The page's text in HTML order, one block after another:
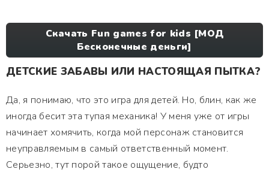
Скачать Fun games for kids [МОД
Бесконечные деньги]
ДЕТСКИЕ ЗАБАВЫ ИЛИ НАСТОЯЩАЯ ПЫТКА?
Да, я понимаю, что это игра для детей. Но, блин, как же
иногда бесит эта тупая механика! У меня уже от игры
начинает хомячить, когда мой персонаж становится
неуправляемым в самый ответственный момент.
Серьезно, тут порой такое ощущение, будто